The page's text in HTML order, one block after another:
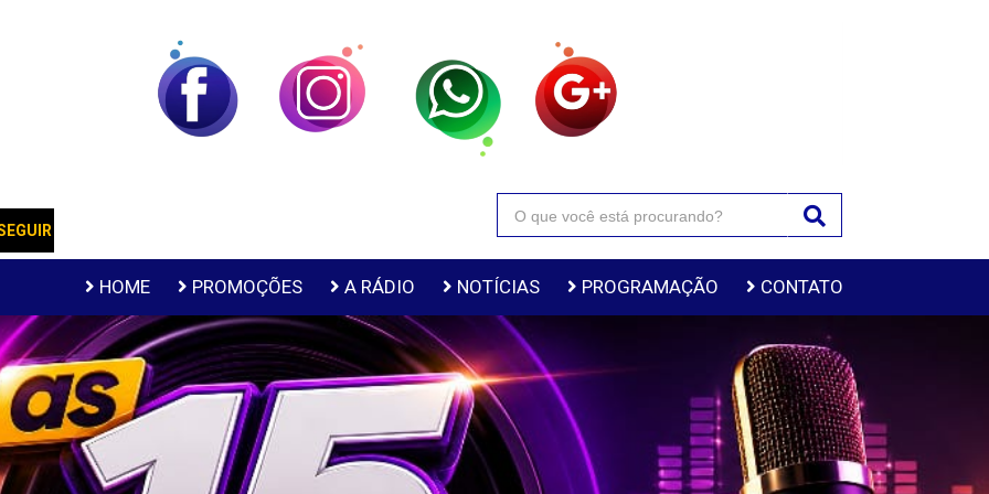
HOME PROMOÇÕES A RÁDIO NOTÍCIAS PROGRAMAÇÃO CONTATO